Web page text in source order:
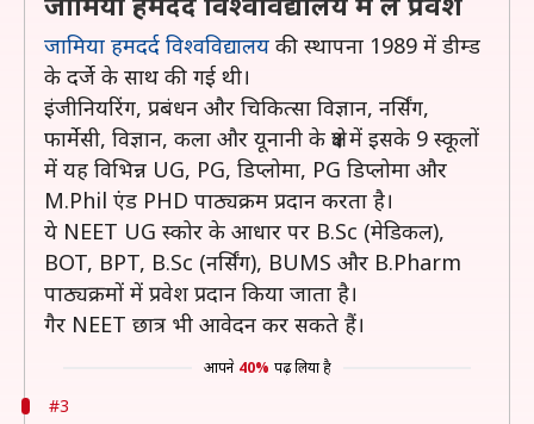
जामिया हमदर्द विश्वविद्यालय की स्थापना 1989 में डीम्ड
के दर्जे के साथ की गई थी।
इंजीनियरिंग, प्रबंधन और चिकित्सा विज्ञान, नर्सिंग,
फार्मेसी, विज्ञान, कला और यूनानी के क्षेत्र में इसके 9 स्कूलों
में यह विभिन्न UG, PG, डिप्लोमा, PG डिप्लोमा और
M.Phil एंड PHD पाठ्यक्रम प्रदान करता है।
ये NEET UG स्कोर के आधार पर B.Sc (मेडिकल),
BOT, BPT, B.Sc (नर्सिंग), BUMS और B.Pharm
पाठ्यक्रमों में प्रवेश प्रदान किया जाता है।
गैर NEET छात्र भी आवेदन कर सकते हैं।
आपने 40% पढ़ लिया है
#3